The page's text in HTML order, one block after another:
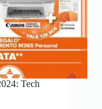
Tech